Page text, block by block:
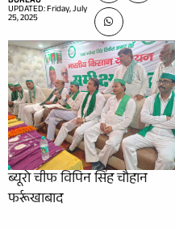
UPDATED: Friday, July
25, 2025
ब्यूरो चीफ विपिन सिंह चौहान
फर्रूखाबाद